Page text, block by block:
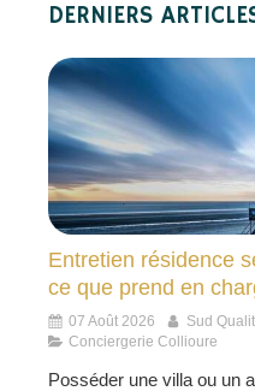
DERNIERS
Entretien résidence
ce que prend en
07 Août 2026
Sud
Conciergerie Collioure
Posséder une villa ou un